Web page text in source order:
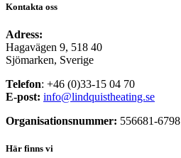
Kontakta oss
Adress:
Hagavägen 9, 518 40
Sjömarken, Sverige
Telefon: +46 (0)33-15 04 70
E-post: info@lindquistheating.se
Organisationsnummer: 556681-6798
Här finns vi